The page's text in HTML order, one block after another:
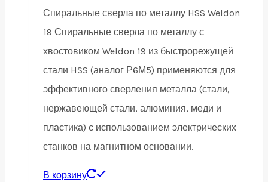
Спиральные сверла по металлу HSS Weldon
19 Спиральные сверла по металлу с
хвостовиком Weldon 19 из быстрорежущей
стали HSS (аналог Р6М5) применяются для
эффективного сверления металла (стали,
нержавеющей стали, алюминия, меди и
пластика) с использованием электрических
станков на магнитном основании.
В корзину